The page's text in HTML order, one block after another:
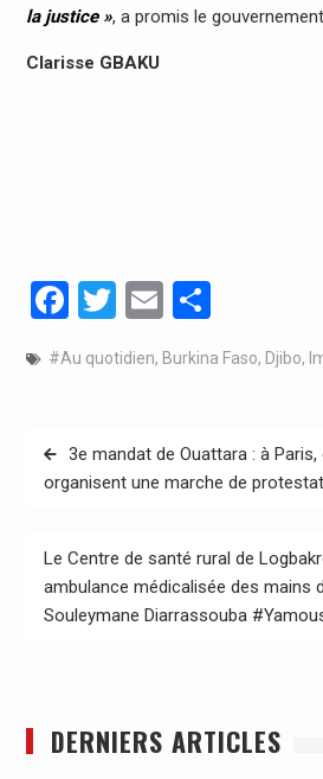
la justice », a promis le
Clarisse GBAKU
Facebook
Twitter
Email
#Au quotidien, Burkina Faso, Djibo,
Navigation
de
3e mandat de Ouattara : à
organisent une marche de
Le Centre de santé rural de
ambulance médicalisée des mains
Souleymane Diarrassouba
DERNIERS ARTICLES